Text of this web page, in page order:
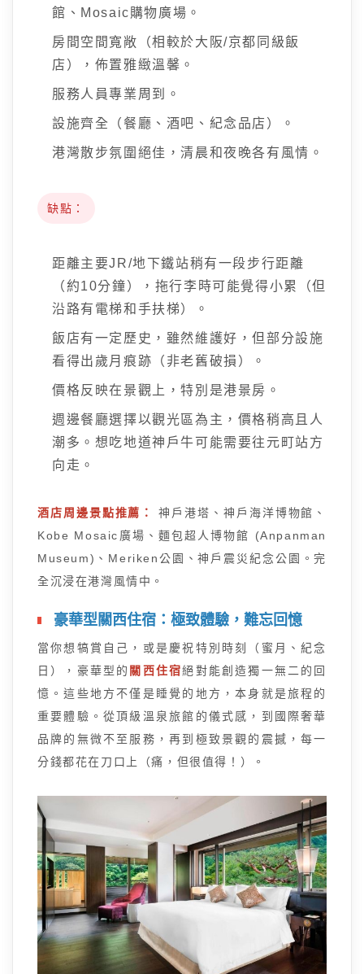
館、Mosaic購物廣場。
房間空間寬敞（相較於大阪/京都同級飯
店），佈置雅緻溫馨。
服務人員專業周到。
設施齊全（餐廳、酒吧、紀念品店）。
港灣散步氛圍絕佳，清晨和夜晚各有風情。
缺點：
距離主要JR/地下鐵站稍有一段步行距離
（約10分鐘），拖行李時可能覺得小累（但
沿路有電梯和手扶梯）。
飯店有一定歷史，雖然維護好，但部分設施
看得出歲月痕跡（非老舊破損）。
價格反映在景觀上，特別是港景房。
週邊餐廳選擇以觀光區為主，價格稍高且人
潮多。想吃地道神戶牛可能需要往元町站方
向走。
酒店周邊景點推薦：
神戶港塔、神戶海洋博物館、
Kobe Mosaic廣場、麵包超人博物館 (Anpanman
Museum)、Meriken公園、神戶震災紀念公園。完
全沉浸在港灣風情中。
豪華型關西住宿：極致體驗，難忘回憶
當你想犒賞自己，或是慶祝特別時刻（蜜月、紀念
日），豪華型的 關西住宿絕對能創造獨一無二的回
憶。這些地方不僅是睡覺的地方，本身就是旅程的
重要體驗。從頂級溫泉旅館的儀式感，到國際奢華
品牌的無微不至服務，再到極致景觀的震撼，每一
分錢都花在刀口上（痛，但很值得！）。